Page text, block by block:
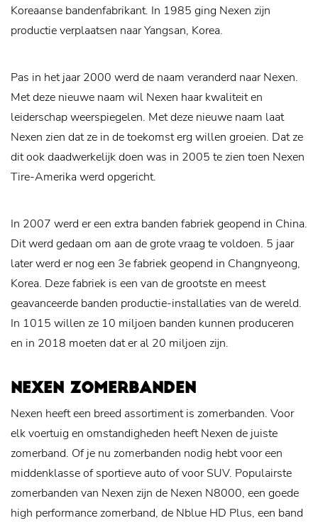
Koreaanse bandenfabrikant. In 1985 ging Nexen zijn
productie verplaatsen naar Yangsan, Korea.
Pas in het jaar 2000 werd de naam veranderd naar Nexen.
Met deze nieuwe naam wil Nexen haar kwaliteit en
leiderschap weerspiegelen. Met deze nieuwe naam laat
Nexen zien dat ze in de toekomst erg willen groeien. Dat ze
dit ook daadwerkelijk doen was in 2005 te zien toen Nexen
Tire-Amerika werd opgericht.
In 2007 werd er een extra banden fabriek geopend in China.
Dit werd gedaan om aan de grote vraag te voldoen. 5 jaar
later werd er nog een 3e fabriek geopend in Changnyeong,
Korea. Deze fabriek is een van de grootste en meest
geavanceerde banden productie-installaties van de wereld.
In 1015 willen ze 10 miljoen banden kunnen produceren
en in 2018 moeten dat er al 20 miljoen zijn.
NEXEN ZOMERBANDEN
Nexen heeft een breed assortiment is zomerbanden. Voor
elk voertuig en omstandigheden heeft Nexen de juiste
zomerband. Of je nu zomerbanden nodig hebt voor een
middenklasse of sportieve auto of voor SUV. Populairste
zomerbanden van Nexen zijn de Nexen N8000, een goede
high performance zomerband, de Nblue HD Plus, een band